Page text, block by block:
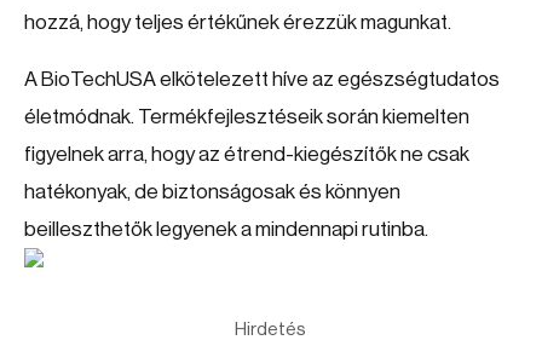
hozzá, hogy teljes értékűnek érezzük magunkat.
A BioTechUSA elkötelezett híve az egészségtudatos
életmódnak. Termékfejlesztéseik során kiemelten
figyelnek arra, hogy az étrend-kiegészítők ne csak
hatékonyak, de biztonságosak és könnyen
beilleszthetők legyenek a mindennapi rutinba.
Hirdetés